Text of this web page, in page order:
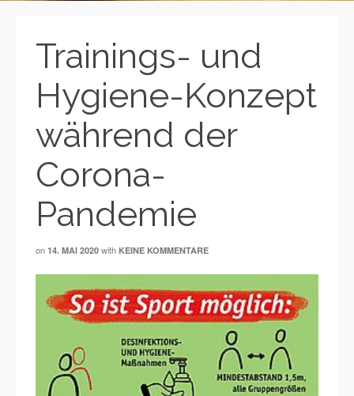
Trainings- und
Hygiene-Konzept
während der
Corona-
Pandemie
on 14. MAI 2020 with KEINE KOMMENTARE